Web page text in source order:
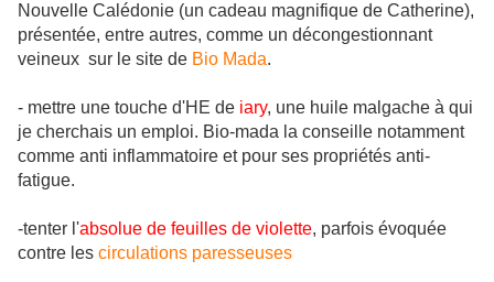
Nouvelle Calédonie (un cadeau magnifique de Catherine),
présentée, entre autres, comme un décongestionnant
veineux sur le site de Bio Mada.
- mettre une touche d'HE de iary, une huile malgache à qui
je cherchais un emploi. Bio-mada la conseille notamment
comme anti inflammatoire et pour ses propriétés anti-
fatigue.
-tenter l'absolue de feuilles de violette, parfois évoquée
contre les circulations paresseuses